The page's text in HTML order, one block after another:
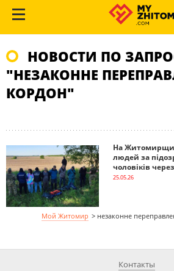
НОВОСТИ ПО
"НЕЗАКОННЕ
КОРДОН"
На
людей за
чоловіків
25.05.26
Мой Житомир > незаконне
Контакты